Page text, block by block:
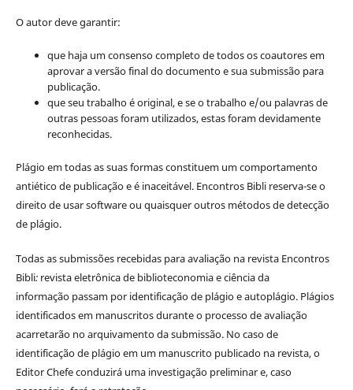
O autor deve garantir:
que haja um consenso completo de todos os coautores em
aprovar a versão final do documento e sua submissão para
publicação.
que seu trabalho é original, e se o trabalho e/ou palavras de
outras pessoas foram utilizados, estas foram devidamente
reconhecidas.
Plágio em todas as suas formas constituem um comportamento
antiético de publicação e é inaceitável. Encontros Bibli reserva-se o
direito de usar software ou quaisquer outros métodos de detecção
de plágio.
Todas as submissões recebidas para avaliação na revista Encontros
Bibli: revista eletrônica de biblioteconomia e ciência da
informaçãopassam por identificação de plágio e autoplágio. Plágios
identificados em manuscritos durante o processo de avaliação
acarretarão no arquivamento da submissão. No caso de
identificação de plágio em um manuscrito publicado na revista, o
Editor Chefe conduzirá uma investigação preliminar e, caso